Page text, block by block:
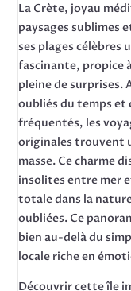
La Crète, joyau
paysages sublimes
ses plages
fascinante, propice
pleine de surprises.
oubliés du temps et
fréquentés, les
originales trouvent
masse. Ce charme
insolites entre mer
totale dans la
oubliées. Ce
bien au-delà du
locale riche en
Découvrir cette île